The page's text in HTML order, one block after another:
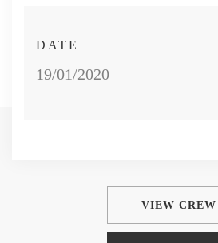
DATE
19/01/2020
VIEW CREW